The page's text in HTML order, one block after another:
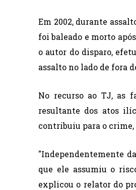
Em 2002, durante
foi baleado e morto
o autor do disparo,
assalto no lado de fora
No recurso ao TJ, as
resultante dos atos
contribuiu para o
"Independentemente
que ele assumiu o
explicou o relator do